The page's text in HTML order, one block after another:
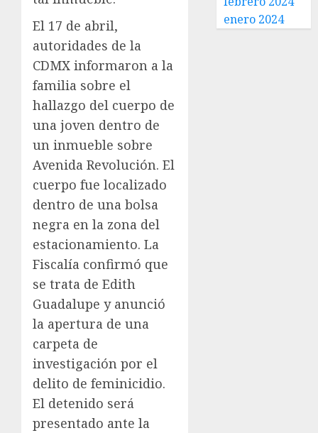
El 17 de abril,
autoridades de la
CDMX informaron a la
familia sobre el
hallazgo del cuerpo de
una joven dentro de
un inmueble sobre
Avenida Revolución. El
cuerpo fue localizado
dentro de una bolsa
negra en la zona del
estacionamiento. La
Fiscalía confirmó que
se trata de Edith
Guadalupe y anunció
la apertura de una
carpeta de
investigación por el
delito de feminicidio.
El detenido será
presentado ante la
enero 2024